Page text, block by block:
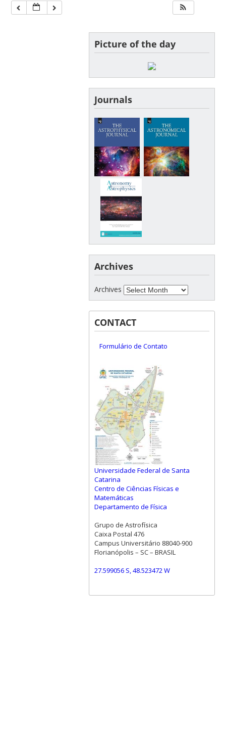
Picture of the day
Journals
Archives
Archives
CONTACT
Formulário de Contato
Universidade Federal de Santa
Catarina
Centro de Ciências Físicas e
Matemáticas
Departamento de Física
Grupo de Astrofísica
Caixa Postal 476
Campus Universitário 88040-900
Florianópolis – SC – BRASIL
27.599056 S, 48.523472 W